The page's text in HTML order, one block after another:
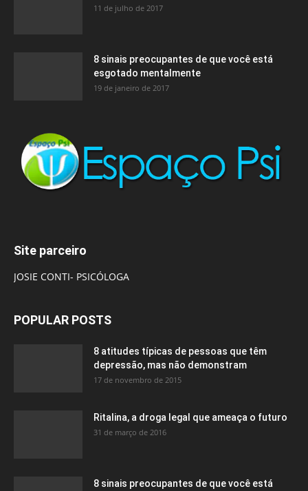
11 de julho de 2017
8 sinais preocupantes de que você está
esgotado mentalmente
19 de janeiro de 2017
Site parceiro
JOSIE CONTI- PSICÓLOGA
POPULAR POSTS
8 atitudes típicas de pessoas que têm
depressão, mas não demonstram
17 de novembro de 2015
Ritalina, a droga legal que ameaça o futuro
31 de março de 2016
8 sinais preocupantes de que você está